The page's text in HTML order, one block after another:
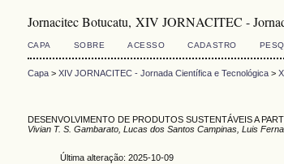
Jornacitec Botucatu, XIV JORNACITEC -
CAPA SOBRE ACESSO CADASTRO
Capa> XIV JORNACITEC - Jornada Científica e Tecnológica>
DESENVOLVIMENTO DE PRODUTOS SUSTENTÁVEIS A
Vivian T. S. Gambarato, Lucas dos Santos Campinas, Luis
Última alteração: 2025-10-09